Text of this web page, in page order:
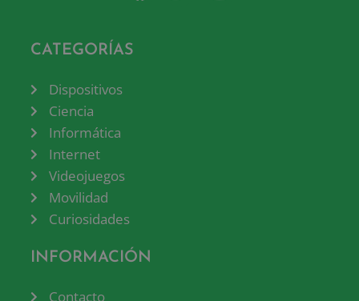
CATEGORÍAS
Dispositivos
Ciencia
Informática
Internet
Videojuegos
Movilidad
Curiosidades
INFORMACIÓN
Contacto